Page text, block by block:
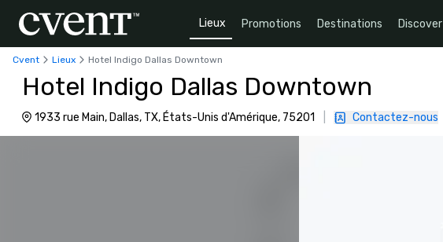
Lieux Promotions Destinations Discover
Cvent Lieux Hotel Indigo Dallas Downtown
Hotel Indigo Dallas Downtown
1933 rue Main, Dallas, TX, États-Unis d'Amérique, 75201 Contactez-nous